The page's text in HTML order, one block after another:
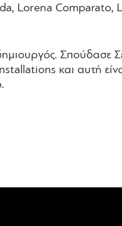
Lorena Comparato,
Σπούδασε
και αυτή